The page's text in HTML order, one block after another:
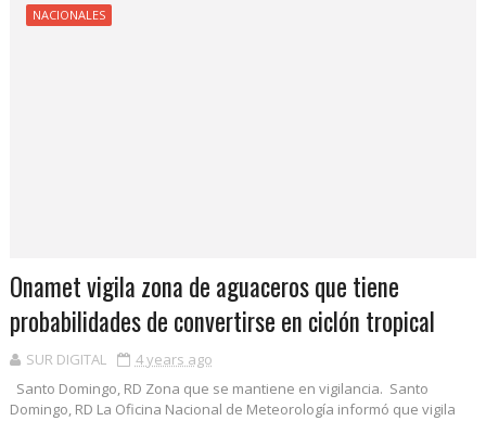
NACIONALES
Onamet vigila zona de aguaceros que tiene
probabilidades de convertirse en ciclón tropical
SUR DIGITAL
4 years ago
Santo Domingo, RD Zona que se mantiene en vigilancia. Santo
Domingo, RD La Oficina Nacional de Meteorología informó que vigila